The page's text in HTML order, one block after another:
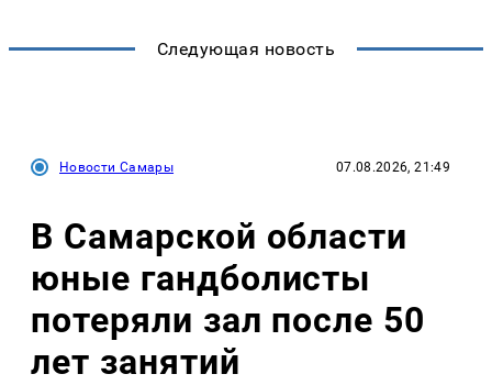
Следующая новость
Новости Самары 07.08.2026, 21:49
В Самарской области
юные гандболисты
потеряли зал после 50
лет занятий